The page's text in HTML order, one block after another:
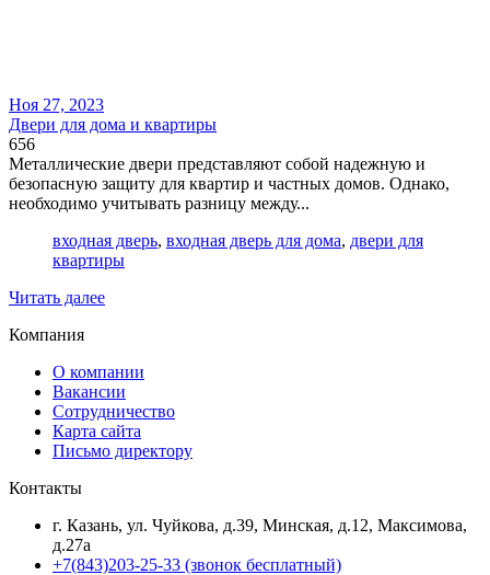
Ноя 27, 2023
Двери для дома и квартиры
656
Металлические двери представляют собой надежную и
безопасную защиту для квартир и частных домов. Однако,
необходимо учитывать разницу между...
входная дверь, входная дверь для дома, двери для
квартиры
Читать далее
Компания
О компании
Вакансии
Сотрудничество
Карта сайта
Письмо директору
Контакты
г. Казань, ул. Чуйкова, д.39, Минская, д.12, Максимова,
д.27а
+7(843)203-25-33 (звонок бесплатный)